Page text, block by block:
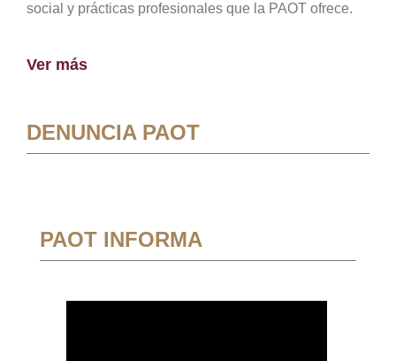
social y prácticas profesionales que la PAOT ofrece.
Ver más
DENUNCIA PAOT
PAOT INFORMA